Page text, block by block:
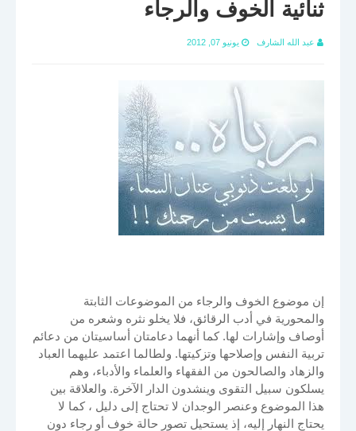
ثنائية الخوف والرجاء
عبد الله الشارف يونيو 07, 2012
إن موضوع الخوف والرجاء من الموضوعات الثابتة
والمحورية في أدب الرقائق، فلا يخلو نثره وشعره من
أوصاف وإشارات لها. كما أنهما دعامتان أساسيتان من دعائم
تربية النفس وإصلاحها وتزكيتها. ولطالما اعتمد عليهما العباد
والزهاد والصالحون من الفقهاء والعلماء والأدباء، وهم
يسلكون سبيل التقوى وينشدون الدار الآخرة. والعلاقة بين
هذا الموضوع وعنصر الوجدان لا تحتاج إلى دليل ، كما لا
يحتاج النهار إليه، إذ يستحيل تصور حالة خوف أو رجاء دون